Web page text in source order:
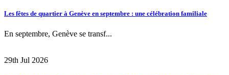
Les fêtes de quartier à Genève en septembre : une célébration familiale
En septembre, Genève se transf...
29th Jul 2026